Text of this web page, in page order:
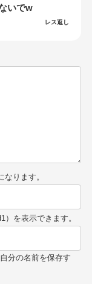
いでw
レス返し